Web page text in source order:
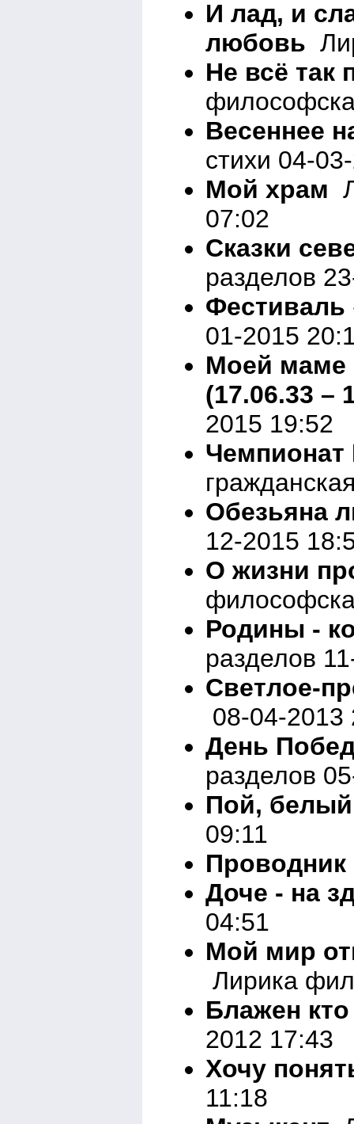
И лад, и
любовь
Не всё так
Весеннее
стихи 04-
Мой храм
07:02
Сказки
разделов
Фестиваль
01-2015
Моей маме
(17.06.33 –
2015 19:52
Чемпионат
Обезьяна
12-2015
О жизни
Родины -
разделов
Светлое-
08-04-2013
День
разделов
Пой, белый
09:11
Проводник
Доче - на
04:51
Мой мир
Лирика
Блажен
2012 17:43
Хочу
11:18